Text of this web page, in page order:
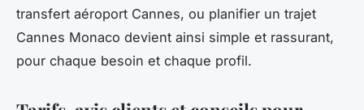
transfert aéroport Cannes, ou planifier un trajet
Cannes Monaco devient ainsi simple et rassurant,
pour chaque besoin et chaque profil.